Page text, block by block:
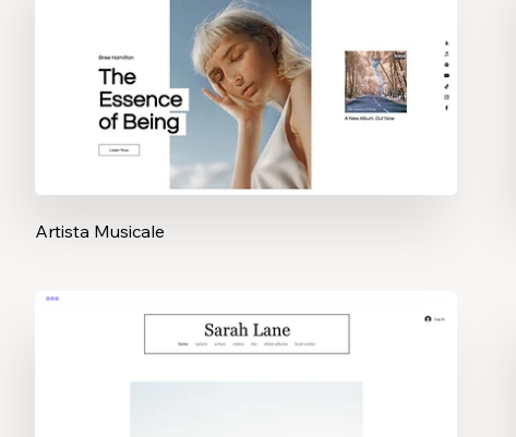
Artista Musicale